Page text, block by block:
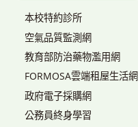
本校特約診所
空氣品質監測網
教育部防治藥物濫用網
FORMOSA雲端租屋生活網
政府電子採購網
公務員終身學習